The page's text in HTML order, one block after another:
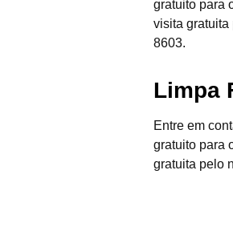
gratuito para
visita gratuita
8603.
Limpa
Entre em
gratuito para
gratuita pelo